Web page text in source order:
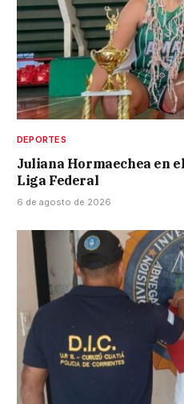
DEPORTES
Juliana Hormaechea en
Liga Federal
6 de agosto de 2026